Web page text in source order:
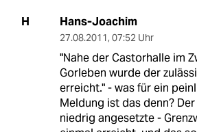
H Hans-Joachim
27.08.2011, 07:52 Uhr
"Nahe der Castorhalle im
Gorleben wurde der
erreicht." - was für ein
Meldung ist das denn?
niedrig angesetzte -